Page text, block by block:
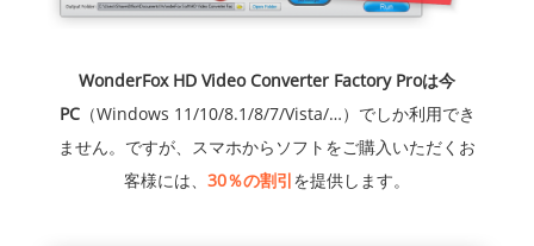
WonderFox HD Video Converter Factory Proは今
PC（Windows 11/10/8.1/8/7/Vista/…）でしか利用でき
ません。ですが、スマホからソフトをご購入いただくお
客様には、 30％の割引を提供します。